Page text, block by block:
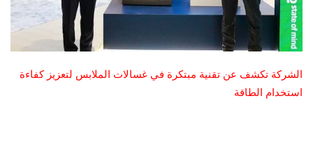
الشركة تكشف عن تقنية مبتكرة في غسالات الملابس لتعزيز كفاءة
استخدام الطاقة